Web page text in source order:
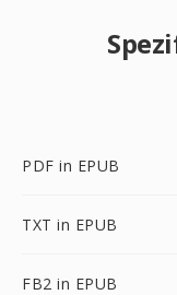
PDF in EPUB
TXT in EPUB
FB2 in EPUB